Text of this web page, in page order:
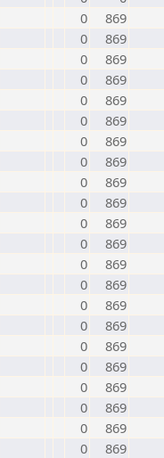
0
869
0
869
0
869
0
869
0
869
0
869
0
869
0
869
0
869
0
869
0
869
0
869
0
869
0
869
0
869
0
869
0
869
0
869
0
869
0
869
0
869
0
869